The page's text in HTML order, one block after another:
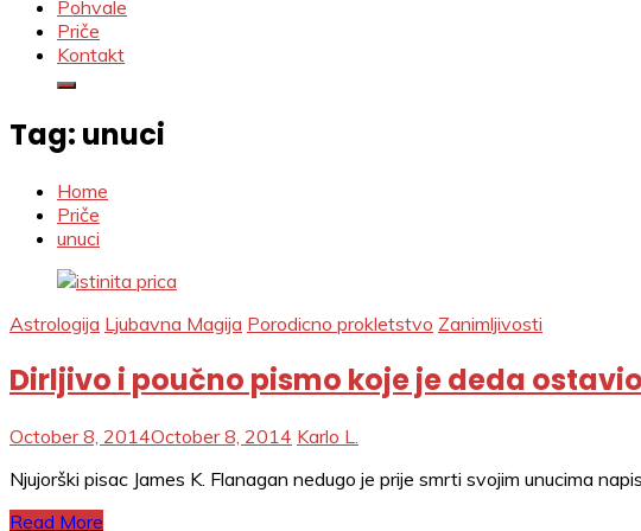
Pohvale
Priče
Kontakt
Tag: unuci
Home
Priče
unuci
Astrologija Ljubavna Magija Porodicno prokletstvo Zanimljivosti
Dirljivo i poučno pismo koje je deda
October 8, 2014October 8, 2014 Karlo L.
Njujorški pisac James K. Flanagan nedugo je prije smrti svojim unucima
Read More